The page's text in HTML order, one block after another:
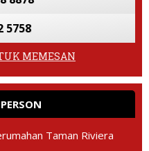
5758
MEMESAN
Taman Riviera